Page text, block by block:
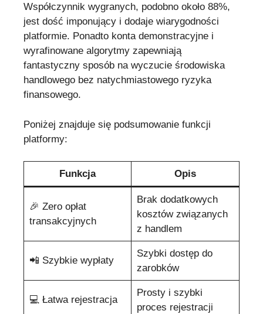
Współczynnik wygranych, podobno około 88%,
jest dość imponujący i dodaje wiarygodności
platformie. Ponadto konta demonstracyjne i
wyrafinowane algorytmy zapewniają
fantastyczny sposób na wyczucie środowiska
handlowego bez natychmiastowego ryzyka
finansowego.
Poniżej znajduje się podsumowanie funkcji
platformy:
Funkcja Opis
🎉 Zero opłat
transakcyjnych
Brak dodatkowych
kosztów związanych
z handlem
📲 Szybkie wypłaty
Szybki dostęp do
zarobków
💻 Łatwa rejestracja
Prosty i szybki
proces rejestracji